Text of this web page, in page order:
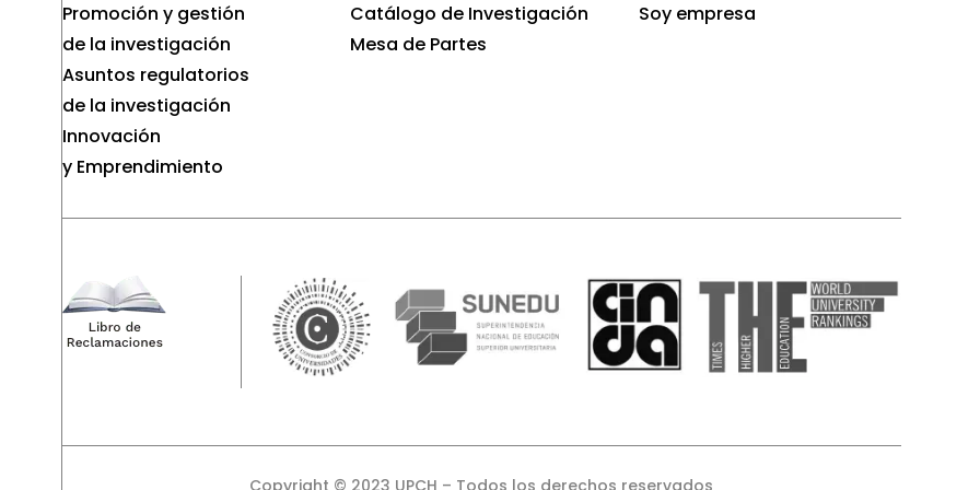
Promoción y gestión
de la investigación
Asuntos regulatorios
de la investigación
Innovación
y Emprendimiento
Catálogo de Investigación
Mesa de Partes
Soy empresa
Copyright © 2023 UPCH – Todos los derechos reservados